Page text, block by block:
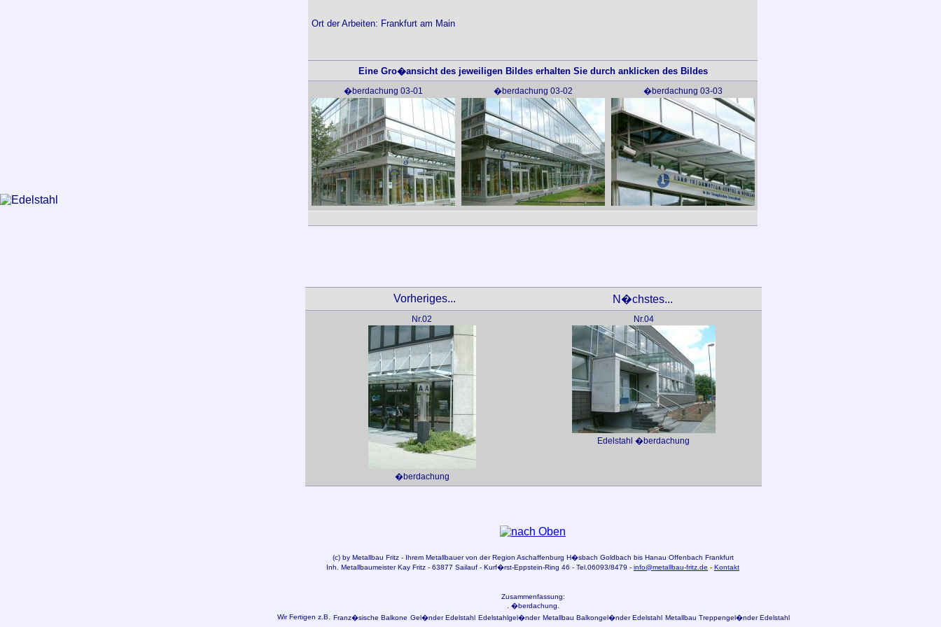
Ort der Arbeiten: Frankfurt am Main
Eine Gro�ansicht des jeweiligen Bildes erhalten Sie durch anklicken des Bildes
�berdachung 03-01 �berdachung 03-02 �berdachung 03-03
Vorheriges... N�chstes...
Nr.02
�berdachung
Nr.04
Edelstahl �berdachung
(c) by Metallbau Fritz - Ihrem Metallbauer von der Region Aschaffenburg H�sbach Goldbach bis Hanau Offenbach Frankfurt
Inh. Metallbaumeister Kay Fritz - 63877 Sailauf - Kurf�rst-Eppstein-Ring 46 - Tel.06093/8479 - info@metallbau-fritz.de - Kontakt
Zusammenfassung:
. �berdachung.
Wir Fertigen z.B.
Franz�sische Balkone Gel�nder Edelstahl Edelstahlgel�nder Metallbau Balkongel�nder Edelstahl Metallbau Treppengel�nder Edelstahl